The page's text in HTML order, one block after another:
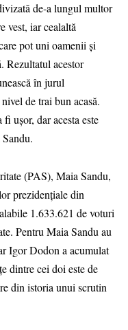
de-a lungul multor
vest, iar cealaltă
pot uni oamenii și
Rezultatul acestor
în jurul
de trai bun acasă.
ușor, dar acesta este
(PAS), Maia Sandu,
prezidenţiale din
1.633.621 de voturi
Pentru Maia Sandu au
Igor Dodon a acumulat
dintre cei doi este de
din istoria unui scrutin